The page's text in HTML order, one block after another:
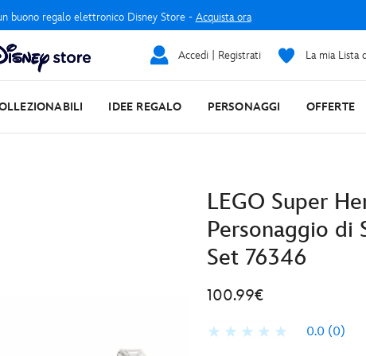
buono regalo elettronico Disney Store - Acquista ora
Accedi | Registrati La mia Lista
IDEE REGALO PERSONAGGI OFFERTE
LEGO Super
Personaggio di
Set 76346
100.99€
0.0 (0)